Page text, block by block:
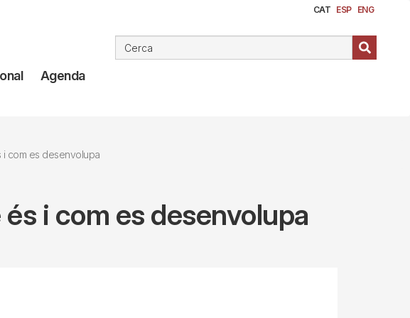
CAT ESP ENG
Agenda
com es desenvolupa
i com es desenvolupa